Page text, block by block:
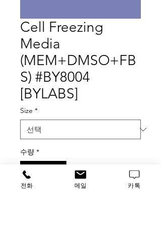
Cell Freezing
Media
(MEM+DMSO+FB
S) #BY8004
[BYLABS]
Size *
수량 *
전화 메일 카톡